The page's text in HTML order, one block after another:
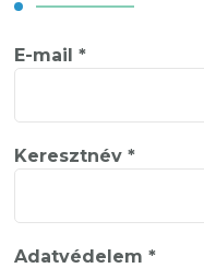
E-mail*
Keresztnév*
Adatvédelem*